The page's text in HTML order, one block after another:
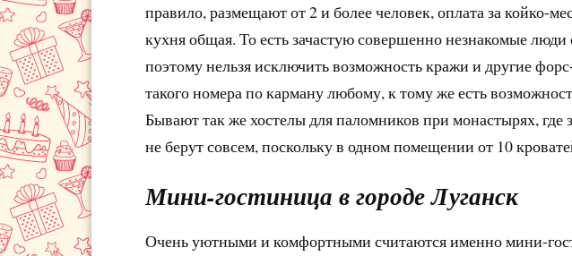
правило, размещают от 2 и более человек, оплата за койко-
кухня общая. То есть зачастую совершенно незнакомые
поэтому нельзя исключить возможность кражи и другие
такого номера по карману любому, к тому же есть
Бывают так же хостелы для паломников при монастырях, где
не берут совсем, поскольку в одном помещении от 10
Мини-гостиница в городе Луганск
Очень уютными и комфортными считаются именно мини-